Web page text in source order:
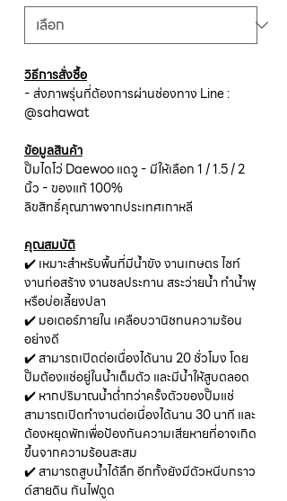
วิธีการสั่งซื้อ
- ส่งภาพรุ่นที่ต้องการผ่านช่องทาง Line :
@sahawat
ข้อมูลสินค้า
ปั๊มไดโว่ Daewoo แดวู - มีให้เลือก 1 / 1.5 / 2
นิ้ว - ของแท้ 100%
ลิขสิทธิ์คุณภาพจากประเทศเกาหลี
คุณสมบัติ
✔️ เหมาะสำหรับพื้นที่มีน้ำขัง งานเกษตร ไซท์
งานก่อสร้าง งานชลประทาน สระว่ายน้ำ ทำน้ำพุ
หรือบ่อเลี้ยงปลา
✔️ มอเตอร์ภายใน เคลือบวานิชทนความร้อน
อย่างดี
✔️ สามารถเปิดต่อเนื่องได้นาน 20 ชั่วโมง โดย
ปั๊มต้องแช่อยู่ในน้ำเต็มตัว และมีน้ำให้สูบตลอด
✔️ หากปริมาณน้ำต่ำกว่าครั้งตัวของปั๊มแช่
สามารถเปิดทำงานต่อเนื่องได้นาน 30 นาที และ
ต้องหยุดพักเพื่อป้องกันความเสียหายที่อาจเกิด
ขึ้นจากความร้อนสะสม
✔️ สามารถสูบน้ำได้ลึก อีกทั้งยังมีตัวหนีบกราว
ด์สายดิน กันไฟดูด